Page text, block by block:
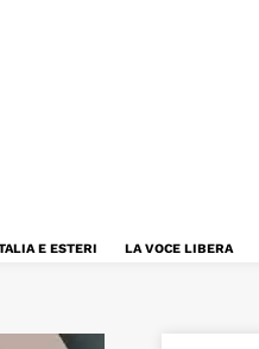
E ESTERI LA VOCE LIBERA